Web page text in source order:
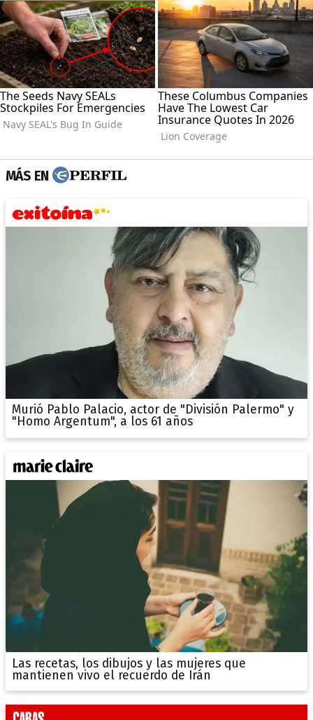
MÁS EN
Murió Pablo Palacio, actor de "División Palermo" y
"Homo Argentum", a los 61 años
Las recetas, los dibujos y las mujeres que
mantienen vivo el recuerdo de Irán